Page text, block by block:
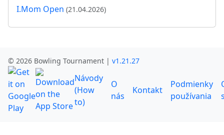
I.Mom Open (21.04.2026)
© 2026 Bowling Tournament | v1.21.27
Návody
(How
to)
O
nás
Kontakt
Podmienky
používania